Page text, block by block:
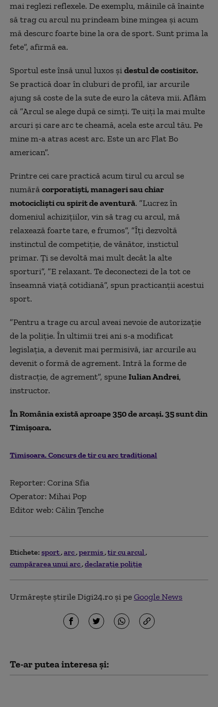
mai reglezi reflexele. De exemplu, mâinile că înainte
să trag cu arcul nu prindeam bine mingea și acum
mă descurc foarte bine la ora de sport. Sunt prima la
fete”, afirmă ea.
Sportul este însă unul luxos şidestul de costisitor.
Se practică doar în cluburi de profil, iar arcurile
ajung să coste de la sute de euro la câteva mii. Aflăm
că ”Arcul se alege după ce simți. Te uiți la mai multe
arcuri și care arc te cheamă, acela este arcul tău. Pe
mine m-a atras acest arc. Este un arc Flat Bo
american”.
Printre cei care practică acum tirul cu arcul se
numărăcorporatişti, manageri sau chiar
motociclişti cu spirit de aventură. ”Lucrez în
domeniul achizițiilor, vin să trag cu arcul, mă
relaxează foarte tare, e frumos”, ”Îți dezvoltă
instinctul de competiție, de vânător, instictul
primar. Ți se devoltă mai mult decât la alte
sporturi”, ”E relaxant. Te deconectezi de la tot ce
înseamnă viață cotidiană”, spun practicanții acestui
sport.
”Pentru a trage cu arcul aveai nevoie de autorizație
de la poliție. În ultimii trei ani s-a modificat
legislația, a devenit mai permisivă, iar arcurile au
devenit o formă de agrement. Intră la forme de
distracție, de agrement”, spuneIulian Andrei,
instructor.
În România există aproape 350 de arcaşi. 35 sunt din
Timișoara.
Timișoara. Concurs de tir cu arc tradițional
Reporter: Corina Sfia
Operator: Mihai Pop
Editor web: Călin Țenche
Etichete: sport arc permis tir cu arcul
cumpărarea unui arc declarație poliție
Urmărește știrile Digi24.ro și peGoogle News
Te-ar putea interesa și: